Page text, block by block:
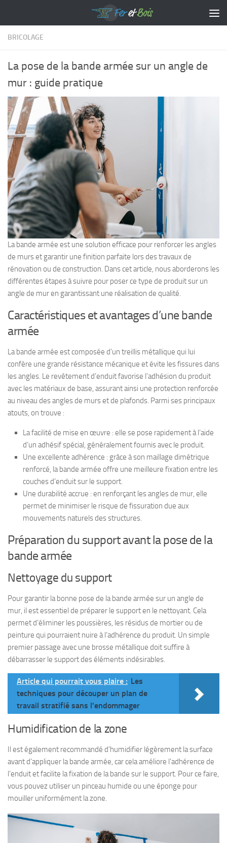
BRICOLAGE
La pose de la bande armée sur un angle de
mur : guide pratique
La bande armée est une solution efficace pour renforcer les angles
de murs et garantir une finition parfaite lors des travaux de
rénovation ou de construction. Dans cet article, nous aborderons les
différentes étapes à suivre pour poser ce type de produit sur un
angle de mur en garantissant une réalisation de qualité.
Caractéristiques et avantages d’une bande
armée
La bande armée est composée d’un treillis métallique qui lui
confère une grande résistance mécanique et évite les fissures dans
les angles. Le revêtement d’enduit favorise l’adhésion du produit
avec les matériaux de base, assurant ainsi une protection renforcée
au niveau des angles de murs et de plafonds. Parmi ses principaux
atouts, on trouve :
La facilité de mise en œuvre : elle se pose rapidement à l’aide
d’un adhésif spécial, généralement fournis avec le produit.
Une excellente adhérence : grâce à son maillage dimétrique
renforcé, la bande armée offre une meilleure fixation entre les
couches d’enduit sur le support.
Une durabilité accrue : en renforçant les angles de mur, elle
permet de minimiser le risque de fissuration due aux
mouvements naturels des structures.
Préparation du support avant la pose de la
bande armée
Nettoyage du support
Pour garantir la bonne pose de la bande armée sur un angle de
mur, il est essentiel de préparer le support en le nettoyant. Cela
permet d’éliminer les poussières, les résidus de mortier ou de
peinture qui pourraient nuire à l’adhérence du produit. Un simple
premier passage avec une brosse métallique doit suffire à
débarrasser le support des éléments indésirables.
Article qui pourrait vous plaire : Les
techniques pour découper un plan de
travail stratifié sans l'endommager
Humidification de la zone
Il est également recommandé d’humidifier légèrement la surface
avant d’appliquer la bande armée, car cela améliore l’adhérence de
l’enduit et facilite la fixation de la bande sur le support. Pour ce faire,
vous pouvez utiliser un pinceau humide ou une éponge pour
mouiller uniformément la zone.